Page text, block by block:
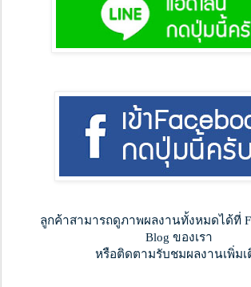
ลูกค้าสามารถดูภาพผลงานทั้งหมดได้ที่
Blog ของเรา
หรือติดตามรับชมผลงานเพิ่มเ